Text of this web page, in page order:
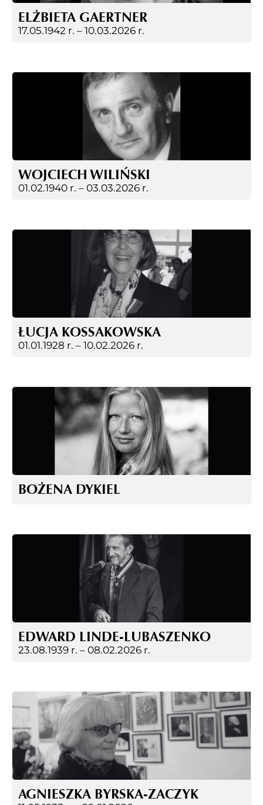
ELŻBIETA GAERTNER
17.05.1942 r. – 10.03.2026 r.
WOJCIECH WILIŃSKI
01.02.1940 r. – 03.03.2026 r.
ŁUCJA KOSSAKOWSKA
01.01.1928 r. – 10.02.2026 r.
BOŻENA DYKIEL
EDWARD LINDE-LUBASZENKO
23.08.1939 r. – 08.02.2026 r.
AGNIESZKA BYRSKA-ZACZYK